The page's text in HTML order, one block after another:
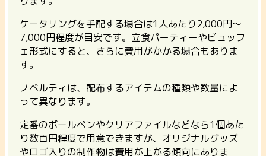
ケータリングを手配する場合は1人あたり2,000円〜
7,000円程度が目安です。立食パーティーやビュッフ
ェ形式にすると、さらに費用がかかる場合もありま
す。
ノベルティは、配布するアイテムの種類や数量によ
って異なります。
定番のボールペンやクリアファイルなどなら1個あた
り数百円程度で用意できますが、オリジナルグッズ
やロゴ入りの制作物は費用が上がる傾向にありま